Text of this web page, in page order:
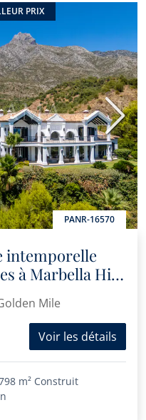
PRIX
PANR-16570
intemporelle
à Marbella Hill
Mile
Voir les détails
m² Construit